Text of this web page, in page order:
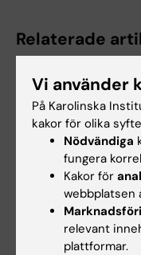
Relaterade
Mottagare av
medel 2027-2029
Labmed
Vi använder
På Karolinska
kakor för olika
Nödvändiga
fungera
Kakor för
webbplatsen
relevant
plattformar.